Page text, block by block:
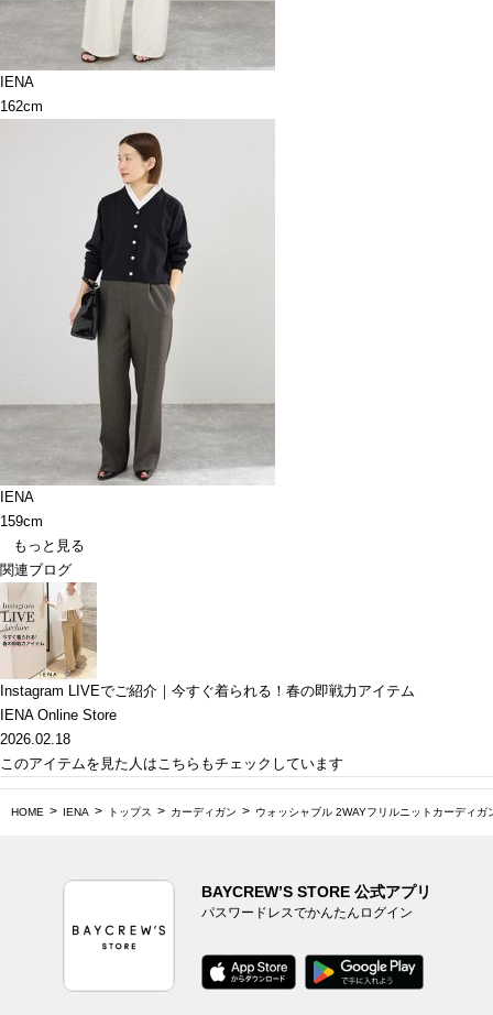
IENA
162cm
IENA
159cm
もっと見る
関連ブログ
Instagram LIVEでご紹介｜今すぐ着られる！春の即戦力アイテム
IENA Online Store
2026.02.18
このアイテムを見た人はこちらもチェックしています
HOME IENA トップス カーディガン ウォッシャブル 2WAYフリルニットカーディガ
BAYCREW’S STORE 公式アプリ
パスワードレスでかんたんログイン